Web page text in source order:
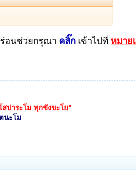
อนช่วยกรุณา คลิ๊ก เข้าไปที่ หมาย
สปาระโม ทุกขังขะโย"
นะโม